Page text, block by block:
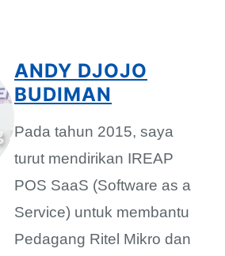
ANDY DJOJO
BUDIMAN
Pada tahun 2015, saya
turut mendirikan IREAP
POS SaaS (Software as a
Service) untuk membantu
Pedagang Ritel Mikro dan